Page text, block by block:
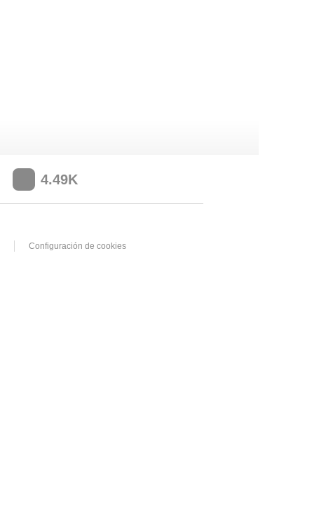
4.49K
Configuración de cookies